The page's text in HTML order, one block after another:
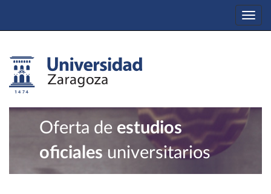
Oferta de estudios
oficiales universitarios